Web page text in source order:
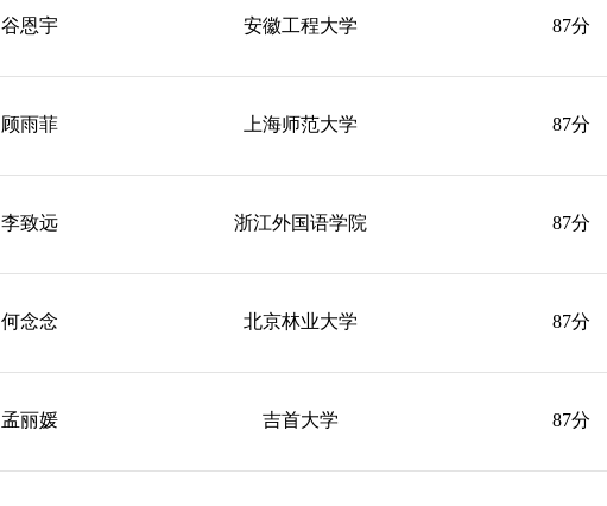
谷恩宇 安徽工程大学 87分
顾雨菲 上海师范大学 87分
李致远 浙江外国语学院 87分
何念念 北京林业大学 87分
孟丽媛 吉首大学 87分